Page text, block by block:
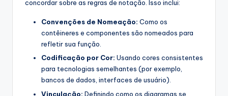
concordar sobre as regras de notação. Isso inclui:
Convenções de Nomeação: Como os
contêineres e componentes são nomeados para
refletir sua função.
Codificação por Cor: Usando cores consistentes
para tecnologias semelhantes (por exemplo,
bancos de dados, interfaces de usuário).
Vinculação: Definindo como os diagramas se